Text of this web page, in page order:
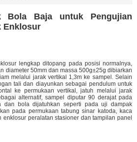
Bola Baja untuk Pengujian
Enklosur
lengkap ditopang pada posisi normalnya,
diameter 50mm dan massa 500g±25g dibiarkan
melalui jarak vertikal 1,3m ke sampel. Selain
tali dan diayunkan sebagai pendulum untuk
ke permukaan vertikal, jatuh melalui jarak
alternatif, sampel diputar 90 derajat pada
dan bola dijatuhkan seperti pada uji dampak
pada permukaan tabung sinar katoda, kaca
enklosur peralatan stasioner dan tampilan panel